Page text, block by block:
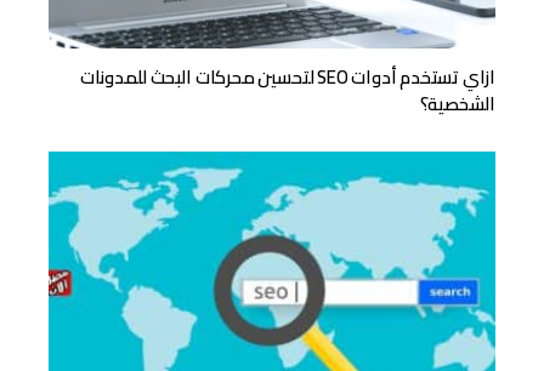
ازاي تستخدم أدوات SEO لتحسين محركات البحث للمدونات
الشخصية؟